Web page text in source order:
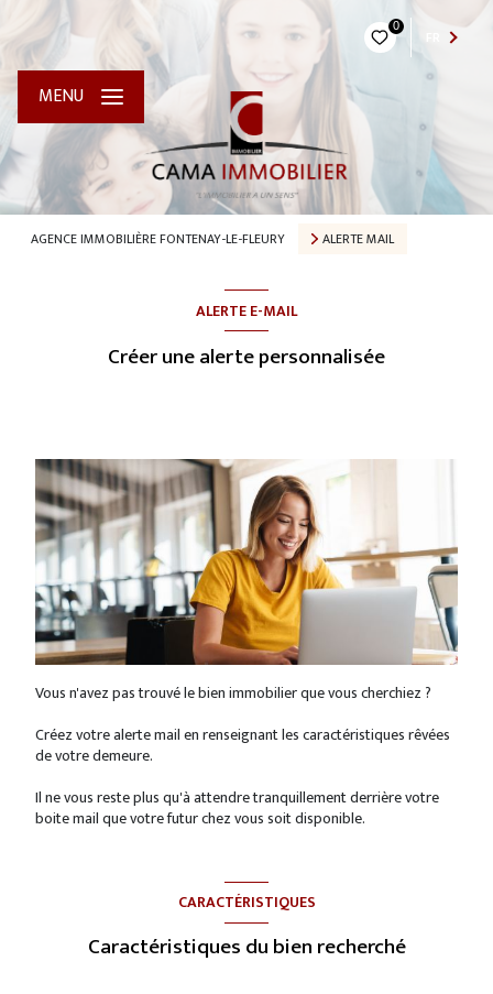
0
MENU
AGENCE IMMOBILIÈRE FONTENAY-LE-FLEURY ALERTE MAIL
ALERTE E-MAIL
Créer une alerte personnalisée
Vous n'avez pas trouvé le bien immobilier que vous cherchiez ?
Créez votre alerte mail en renseignant les caractéristiques rêvées
de votre demeure.
Il ne vous reste plus qu'à attendre tranquillement derrière votre
boite mail que votre futur chez vous soit disponible.
CARACTÉRISTIQUES
Caractéristiques du bien recherché